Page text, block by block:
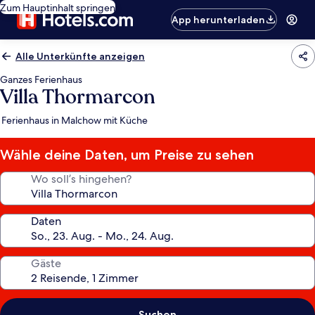
Zum Hauptinhalt springen
App herunterladen
Alle Unterkünfte anzeigen
Ganzes Ferienhaus
Villa Thormarcon
Ferienhaus in Malchow mit Küche
Wähle deine Daten, um Preise zu sehen
Wo soll’s hingehen?
Daten
Gäste